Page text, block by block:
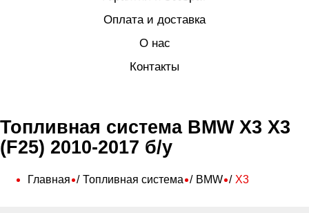
Оплата и доставка
О нас
Контакты
Топливная система BMW X3 X3
(F25) 2010-2017 б/у
Главная Топливная система BMW X3